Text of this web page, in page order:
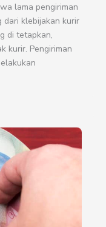
lama pengiriman
dari klebijakan kurir
di tetapkan,
kurir. Pengiriman